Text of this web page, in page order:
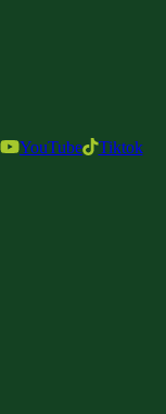
YouTube Tiktok